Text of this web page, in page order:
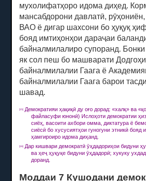
мухолифатҳоро идома диҳед.
мансабдорони давлатӣ,
ВАО ё дигар шахсони бо ҳуқуқ
бояд имтиҳонҳои дараҷаи
байналмилалиро супоранд.
як сол пеш бо машварати Додгоҳи
байналмилалии Гаага ё
байналмилалии Гаага барои
шавад.
[15] Демократияи ҳақиқӣ ду оғо дорад: «халқ» ва
файласуфи юнонӣ) Ислоҳоти демократии
сиёҳ, васоити ахбори омма, диктатура ё
сиёсӣ бо хусусиятҳои гуногуни этникӣ бояд
ҳамгироиро идома диҳанд.
[16]
Дар кишвари демократӣ ӯҳдадориҳои бидуни
ва ҳеҷ ҳуқуқе бидуни ӯҳдадорӣ;хукуку
доранд.
Моддаи 7 Кушодани